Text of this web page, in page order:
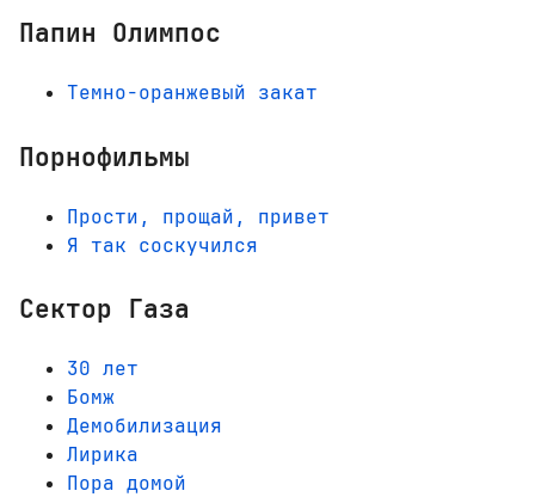
Папин Олимпос
Темно-оранжевый закат
Порнофильмы
Прости, прощай, привет
Я так соскучился
Сектор Газа
30 лет
Бомж
Демобилизация
Лирика
Пора домой